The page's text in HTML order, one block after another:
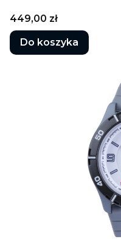
Cena
449,00 zł
Do koszyka